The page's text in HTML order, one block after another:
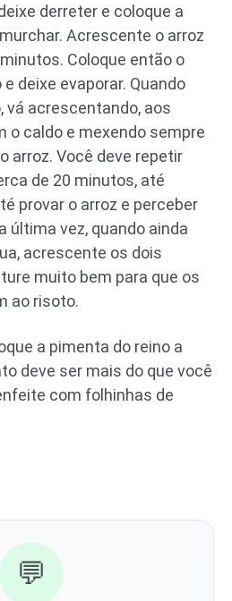
derreter e coloque a
Acrescente o arroz
Coloque então o
deixe evaporar. Quando
vá acrescentando, aos
o caldo e mexendo sempre
arroz. Você deve repetir
de 20 minutos, até
provar o arroz e perceber
última vez, quando ainda
acrescente os dois
muito bem para que os
ao risoto.
a pimenta do reino a
deve ser mais do que você
com folhinhas de
💬